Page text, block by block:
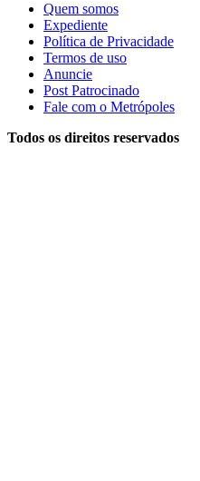
Quem somos
Expediente
Política de Privacidade
Termos de uso
Anuncie
Post Patrocinado
Fale com o Metrópoles
Todos os direitos reservados